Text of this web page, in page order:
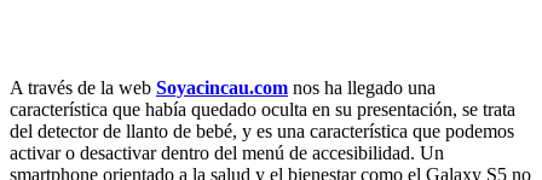
A través de la web Soyacincau.com nos ha llegado una
característica que había quedado oculta en su presentación, se trata
del detector de llanto de bebé, y es una característica que podemos
activar o desactivar dentro del menú de accesibilidad. Un
smartphone orientado a la salud y el bienestar como el Galaxy S5 no